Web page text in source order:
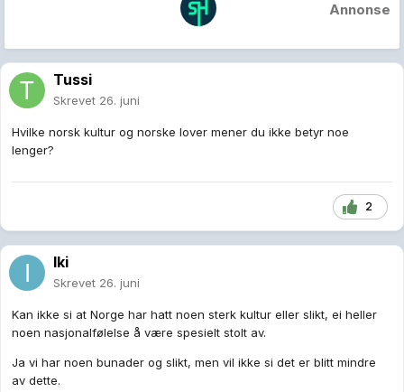
Annonse
Tussi
Skrevet 26. juni
Hvilke norsk kultur og norske lover mener du ikke betyr noe
lenger?
2
Iki
Skrevet 26. juni
Kan ikke si at Norge har hatt noen sterk kultur eller slikt, ei heller
noen nasjonalfølelse å være spesielt stolt av.
Ja vi har noen bunader og slikt, men vil ikke si det er blitt mindre
av dette.